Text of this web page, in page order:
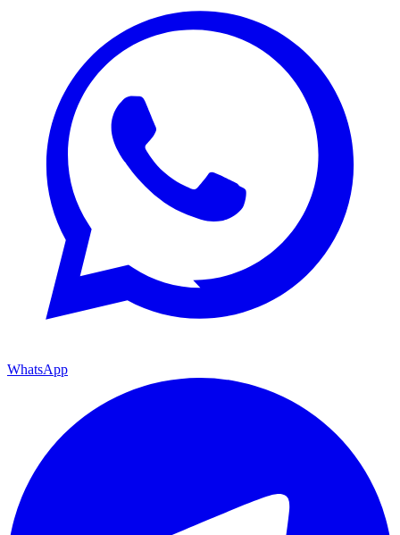
WhatsApp